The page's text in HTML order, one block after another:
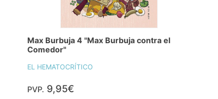
Max Burbuja 4 "Max Burbuja contra el
Comedor"
EL HEMATOCRÍTICO
PVP. 9,95€